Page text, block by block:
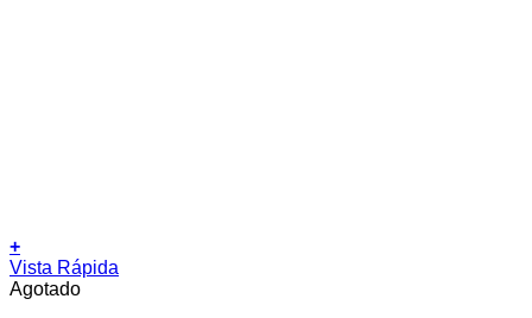
+
Vista Rápida
Agotado